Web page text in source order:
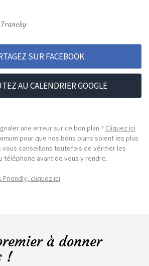
SUR FACEBOOK
AU CALENDRIER GOOGLE
une erreur sur ce bon plan ? Cliquez ici
pour que nos bons plans soient les plus
vous conseillons toutefois de vérifier les
téléphone avant de vous y rendre.
Friendly, cliquez ici
à donner
!